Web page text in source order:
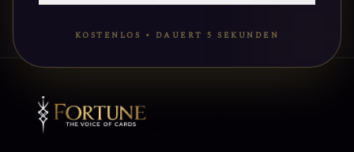
KOSTENLOS • DAUERT 5 SEKUNDEN